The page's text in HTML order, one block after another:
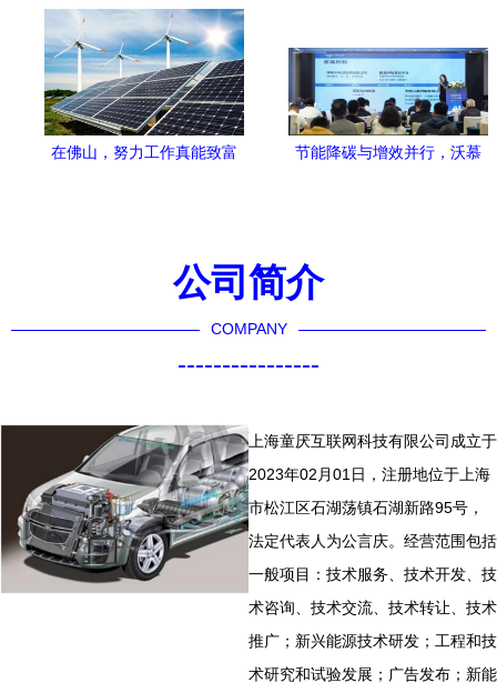
在佛山，努力工作真能致富
节能降碳与增效并行，沃慕
公司简介
COMPANY
----------------
上海童厌互联网科技有限公司成立于
2023年02月01日，注册地位于上海
市松江区石湖荡镇石湖新路95号，
法定代表人为公言庆。经营范围包括
一般项目：技术服务、技术开发、技
术咨询、技术交流、技术转让、技术
推广；新兴能源技术研发；工程和技
术研究和试验发展；广告发布；新能